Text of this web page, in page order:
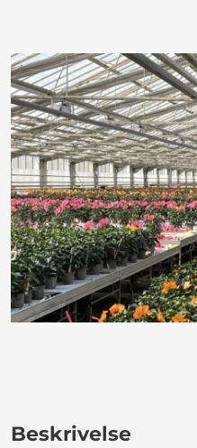
Beskrivelse